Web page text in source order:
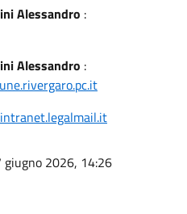
Alessandro :
Alessandro :
giugno 2026, 14:26